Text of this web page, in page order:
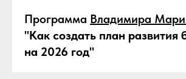
Программа Владимира
"Как создать план развития
на 2026 год"